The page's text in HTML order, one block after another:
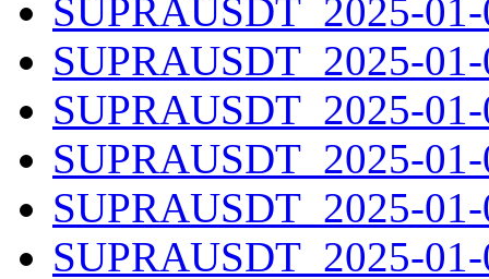
SUPRAUSDT_2025-01-
SUPRAUSDT_2025-01-
SUPRAUSDT_2025-01-
SUPRAUSDT_2025-01-
SUPRAUSDT_2025-01-
SUPRAUSDT_2025-01-